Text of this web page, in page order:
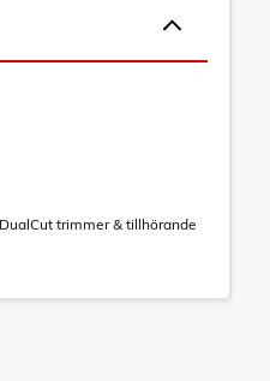
trimmer & tillhörande